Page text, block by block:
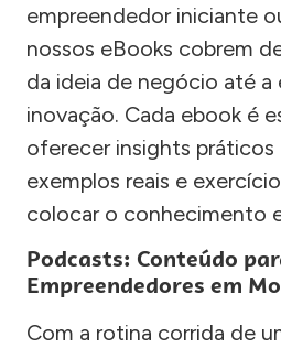
empreendedor iniciante
nossos eBooks cobrem
da ideia de negócio até a
inovação. Cada ebook é
oferecer insights práticos
exemplos reais e
colocar o conhecimento
Podcasts: Conteúdo
Empreendedores em
Com a rotina corrida de